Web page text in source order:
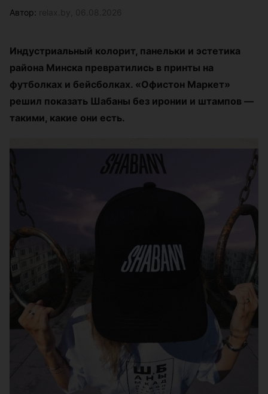
Автор:
Индустриальный колорит, панельки и эстетика
района Минска превратились в принты на
футболках и бейсболках. «Офистон Маркет»
решил показать Шабаны без иронии и штампов —
такими, какие они есть.